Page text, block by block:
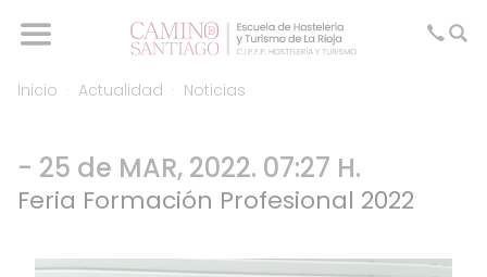
Inicio Actualidad Noticias
- 25 de MAR, 2022. 07:27 H.
Feria Formación Profesional 2022